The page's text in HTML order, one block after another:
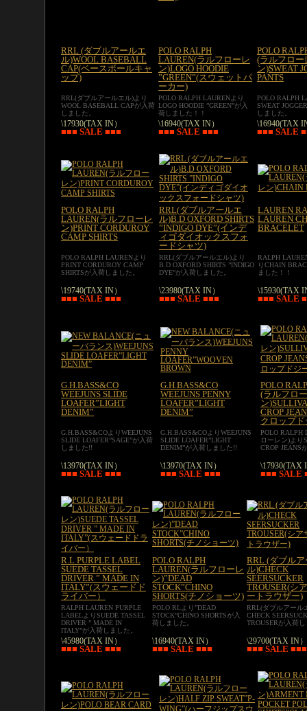
RRL (ダブルアールエ
ル)WOOL BASEBALL
CAP(ベースボールキャ
ップ)
POLO RALPH
LAUREN(ラルフローレ
ン)LOGO HOODIE
”GREEN”(スウェットパ
ーカー)
POLO
(ラルフロー
ン)SWEAT
PANTS
RRL(ダブルアールエル)より
WOOL BASEBALL CAPが入荷
しました。
POLO RALPH LAURENより
LOGO HOODIE ”GREEN”が入
荷しました！！
POLO RALPH
SWEAT
しました。
\17930(TAX IN）
■■■ SALE ■■■
\16940(TAX IN）
■■■ SALE ■■■
\16940(TAX
■■■ SALE
POLO RALPH
LAUREN(ラルフローレ
ン)PRINT CORDUROY
CAMP SHIRTS
RRL(ダブルアールエ
ル)B.D OXFORD SHIRTS
”INDIGO DYE”(インデ
ィゴダイオックスフォ
ードシャツ)
LAUREN
LAUREN
BRACELET
POLO RALPH LAURENより
PRINT CORDUROY CAMP
SHIRTSが入荷しました。
RRL(ダブルアールエル)より
B.D OXFORD SHIRTS ”INDIGO
DYE”が入荷しました。
RALPH
りCHAIN
ました！！
\19740(TAX IN）
■■■ SALE ■■■
\23980(TAX IN）
■■■ SALE ■■■
\15930(TAX
■■■ SALE
G.H.BASS&CO
WEEJUNS SLIDE
LOAFER”LIGHT
DENIM”
G.H.BASS&CO
WEEJUNS PENNY
LOAFER”LIGHT
DENIM”
POLO
(ラルフロ
ン
CROP
クロップ
G.H.BASS&COよりWEEJUNS
SLIDE LOAFER”SAGE”が入荷
しました!!
G.H.BASS&COよりWEEJUNS
SLIDE LOAFER”LIGHT
DENIM”が入荷しました!!
POLO RALPH
ローレン)より
CROP JEANS
\13970(TAX IN）
■■■ SALE ■■■
\13970(TAX IN）
■■■ SALE ■■■
\17930(TAX
■■■ SALE
R.L PURPLE LABEL
SUEDE TASSEL
DRIVER ” MADE IN
ITALY”(スウェードド
ライバー）
POLO RALPH
LAUREN(ラルフローレ
ン)”DEAD
STOCK”CHINO
SHORTS(チノショーツ)
RRL (ダブル
ル)CHECK
SEERSUCKER
TROUSER(シ
ートラウザー)
RALPH LAUREN PURPLE
LABELよりSUEDE TASSEL
DRIVER ” MADE IN
ITALY”が入荷しました。
POLO RLより”DEAD
STOCK”CHINO SHORTSが入
荷しました。
RRL(ダブルアール
CHECK
TROUSERが入荷
\45980(TAX IN）
■■■ SALE ■■■
\16940(TAX IN）
■■■ SALE ■■■
\29700(TAX IN）
■■■ SALE ■■■